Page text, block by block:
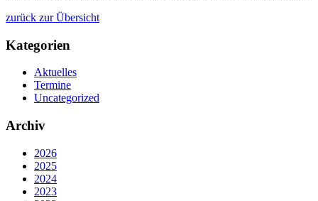
zurück zur Übersicht
Kategorien
Aktuelles
Termine
Uncategorized
Archiv
2026
2025
2024
2023